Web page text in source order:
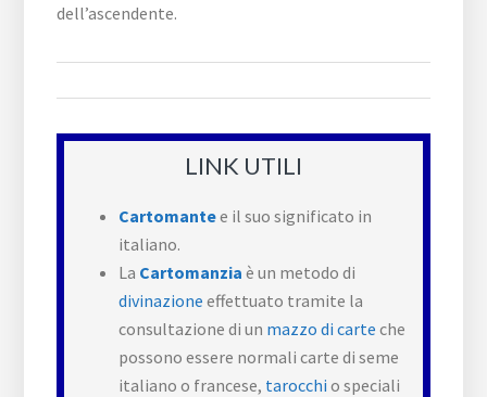
dell’ascendente.
LINK UTILI
Cartomantee il suo significato in
italiano.
La Cartomanzia è un metodo di
divinazione effettuato tramite la
consultazione di un mazzo di carte che
possono essere normali carte di seme
italiano o francese, tarocchi o speciali